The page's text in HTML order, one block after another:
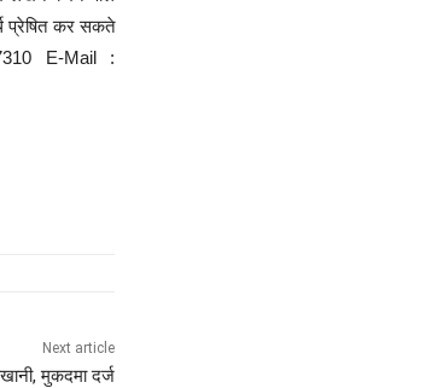
प्रेषित कर सकते
E-Mail :
Next article
मुकदमा दर्ज